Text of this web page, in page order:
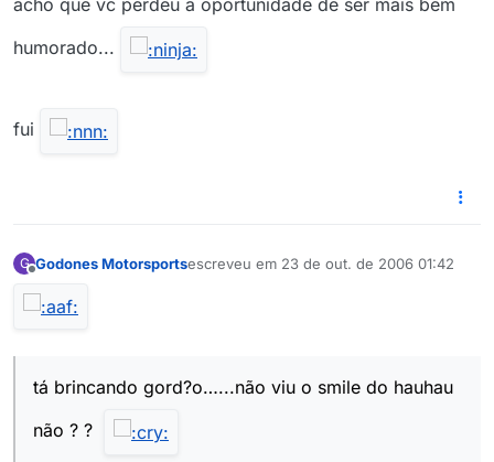
acho que vc perdeu a oportunidade de ser mais bem
humorado...
fui
G Godones Motorsportsescreveu em 23 de out. de 2006 01:42
última edição por
tá brincando gord?o…...não viu o smile do hauhau
não ? ?